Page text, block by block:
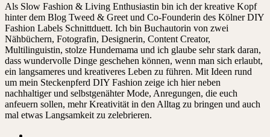
Als Slow Fashion & Living Enthusiastin bin ich der kreative Kopf
hinter dem Blog Tweed & Greet und Co-Founderin des Kölner DIY
Fashion Labels Schnittduett. Ich bin Buchautorin von zwei
Nähbüchern, Fotografin, Designerin, Content Creator,
Multilinguistin, stolze Hundemama und ich glaube sehr stark daran,
dass wundervolle Dinge geschehen können, wenn man sich erlaubt,
ein langsameres und kreativeres Leben zu führen. Mit Ideen rund
um mein Steckenpferd DIY Fashion zeige ich hier neben
nachhaltiger und selbstgenähter Mode, Anregungen, die euch
anfeuern sollen, mehr Kreativität in den Alltag zu bringen und auch
mal etwas Langsamkeit zu zelebrieren.